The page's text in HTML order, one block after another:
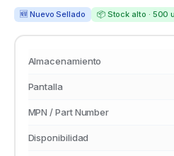
ACER
🆕 Nuevo Sellado 📦 Stock alto · 500
Almacenamiento
Pantalla
MPN / Part Number
Disponibilidad